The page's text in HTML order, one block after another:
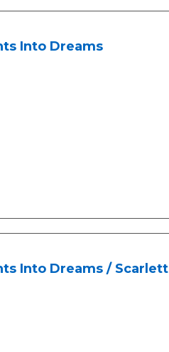
Into Dreams
Into Dreams / Scarlett